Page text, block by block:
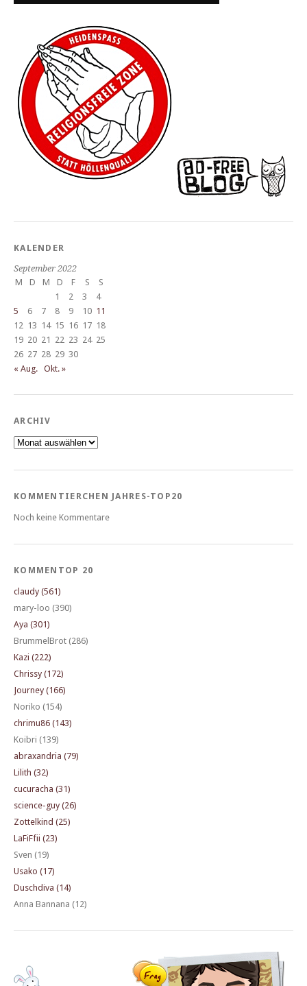
KALENDER
September 2022
M
D M D F S
S
1
2 3
4
5
6 7 8 9 10 11
12 13 14 15 16 17 18
19 20 21 22 23 24 25
26 27 28 29 30
« Aug. Okt. »
ARCHIV
Archiv
KOMMENTIERCHEN JAHRES-TOP20
Noch keine Kommentare
KOMMENTOP 20
claudy (561)
mary-loo (390)
Aya (301)
BrummelBrot (286)
Kazi (222)
Chrissy (172)
Journey (166)
Noriko (154)
chrimu86 (143)
Koibri (139)
abraxandria (79)
Lilith (32)
cucuracha (31)
science-guy (26)
Zottelkind (25)
LaFiFfii (23)
Sven (19)
Usako (17)
Duschdiva (14)
Anna Bannana (12)